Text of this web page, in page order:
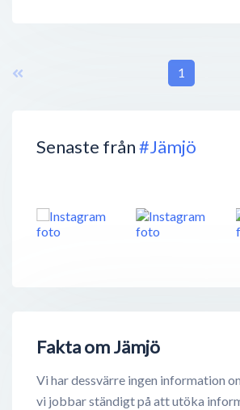
Senaste från#Jämjö
Fakta om Jämjö
Vi har dessvärre ingen information
vi jobbar ständigt på att utöka
1